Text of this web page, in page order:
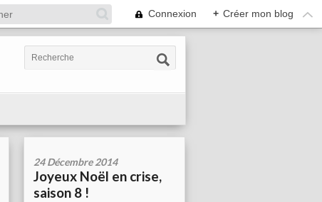
Connexion + Créer mon blog
24 Décembre 2014
Joyeux Noël en crise,
saison 8 !